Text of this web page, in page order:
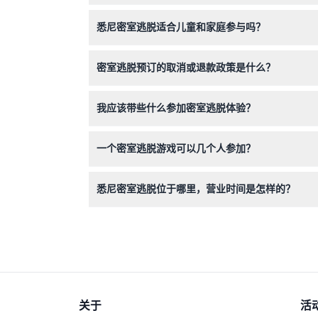
悉尼密室逃脱适合儿童和家庭参与吗？
密室逃脱预订的取消或退款政策是什么？
我应该带些什么参加密室逃脱体验？
一个密室逃脱游戏可以几个人参加？
悉尼密室逃脱位于哪里，营业时间是怎样的？
关于 活